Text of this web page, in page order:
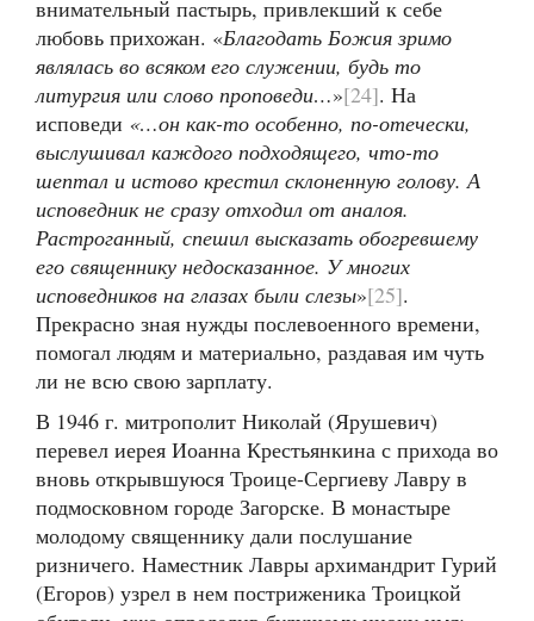
внимательный пастырь, привлекший к себе
любовь прихожан. «Благодать Божия зримо
являлась во всяком его служении, будь то
литургия или слово проповеди…»[24]. На
исповеди «…он как-то особенно, по-отечески,
выслушивал каждого подходящего, что-то
шептал и истово крестил склоненную голову. А
исповедник не сразу отходил от аналоя.
Растроганный, спешил высказать обогревшему
его священнику недосказанное. У многих
исповедников на глазах были слезы»[25].
Прекрасно зная нужды послевоенного времени,
помогал людям и материально, раздавая им чуть
ли не всю свою зарплату.
В 1946 г. митрополит Николай (Ярушевич)
перевел иерея Иоанна Крестьянкина с прихода во
вновь открывшуюся Троице-Сергиеву Лавру в
подмосковном городе Загорске. В монастыре
молодому священнику дали послушание
ризничего. Наместник Лавры архимандрит Гурий
(Егоров) узрел в нем постриженика Троицкой